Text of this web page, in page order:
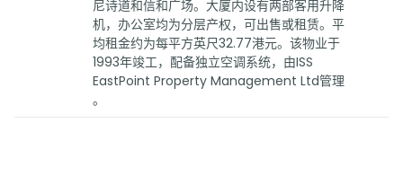
尼诗道和信和广场。大厦内设有两部客用升降
机，办公室均为分层产权，可出售或租赁。平
均租金约为每平方英尺32.77港元。该物业于
1993年竣工，配备独立空调系统，由ISS
EastPoint Property Management Ltd管理
。